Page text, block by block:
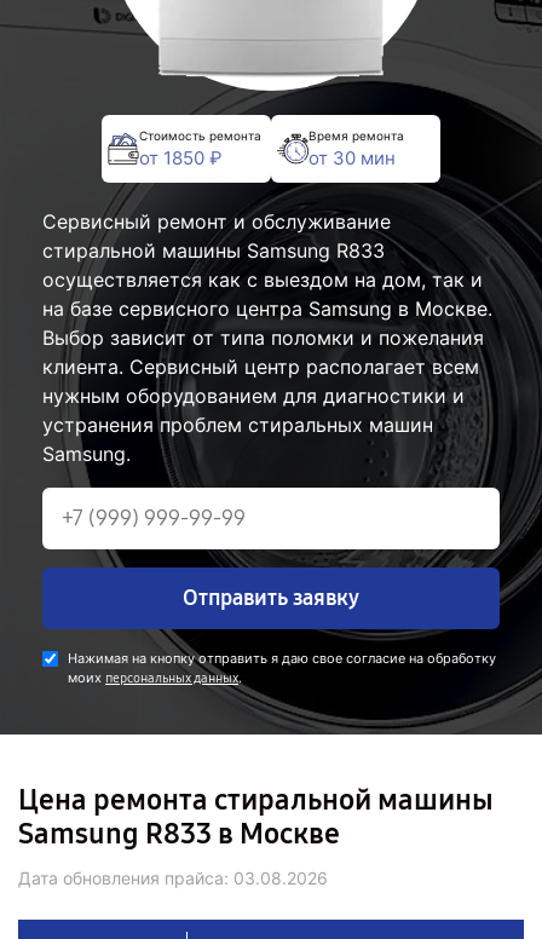
Стоимость ремонта
от 1850 ₽
Время ремонта
от 30 мин
Сервисный ремонт и обслуживание
стиральной машины Samsung R833
осуществляется как с выездом на дом, так и
на базе сервисного центра Samsung в Москве.
Выбор зависит от типа поломки и пожелания
клиента. Сервисный центр располагает всем
нужным оборудованием для диагностики и
устранения проблем стиральных машин
Samsung.
Отправить заявку
Нажимая на кнопку отправить я даю свое согласие на обработку
моих персональных данных.
Цена ремонта стиральной машины
Samsung R833 в Москве
Дата обновления прайса: 03.08.2026